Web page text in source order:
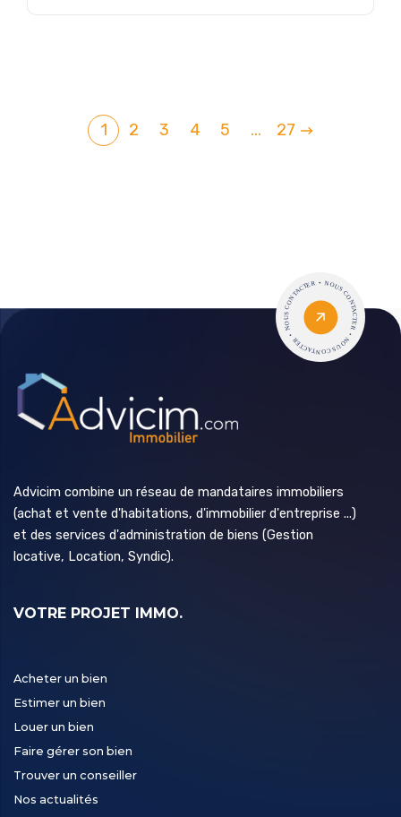
1 2 3 4 5 ... 27
Advicim combine un réseau de mandataires immobiliers
(achat et vente d'habitations, d'immobilier d'entreprise ...)
et des services d'administration de biens (Gestion
locative, Location, Syndic).
VOTRE PROJET IMMO.
Acheter un bien
Estimer un bien
Louer un bien
Faire gérer son bien
Trouver un conseiller
Nos actualités